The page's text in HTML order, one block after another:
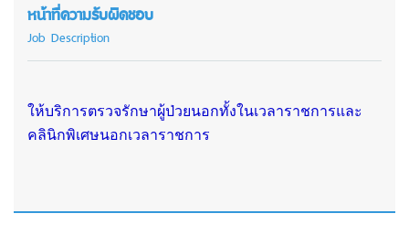
หน้าที่ความรับผิดชอบ
Job Description
ให้บริการตรวจรักษาผู้ป่วยนอกทั้งในเวลาราชการและ
คลินิกพิเศษนอกเวลาราชการ